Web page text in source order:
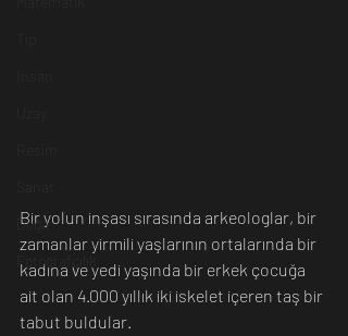
Doğa
Fotoğrafçılık
Bir yolun inşası sırasında arkeologlar, bir
zamanlar yirmili yaşlarının ortalarında bir
kadına ve yedi yaşında bir erkek çocuğa
ait olan 4.000 yıllık iki iskelet içeren taş bir
tabut buldular.